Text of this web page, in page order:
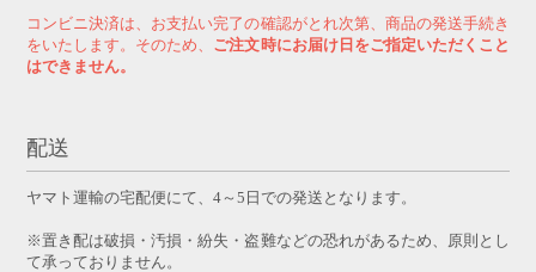
コンビニ決済は、お支払い完了の確認がとれ次第、商品の発送手続き
をいたします。そのため、 ご注文時にお届け日をご指定いただくこと
はできません。
配送
ヤマト運輸の宅配便にて、4～5日での発送となります。
※置き配は破損・汚損・紛失・盗難などの恐れがあるため、原則とし
て承っておりません。